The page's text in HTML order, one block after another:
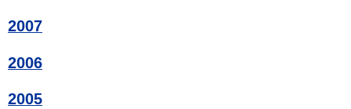
2007
2006
2005